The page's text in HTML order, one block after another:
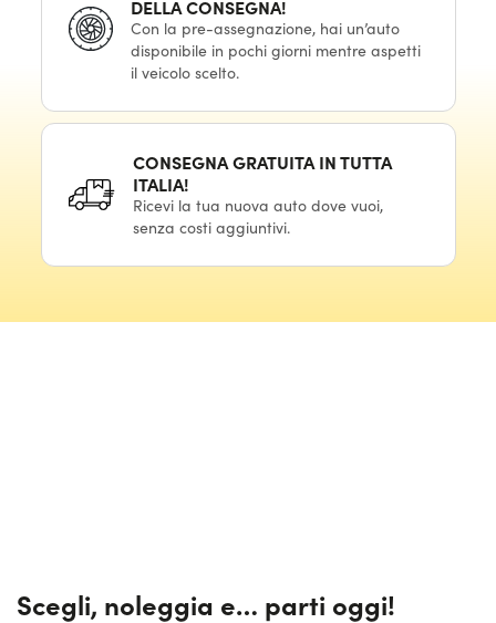
DELLA CONSEGNA!
Con la pre-assegnazione, hai un’auto
disponibile in pochi giorni mentre aspetti
il veicolo scelto.
CONSEGNA GRATUITA IN TUTTA
ITALIA!
Ricevi la tua nuova auto dove vuoi,
senza costi aggiuntivi.
Scegli, noleggia e… parti oggi!